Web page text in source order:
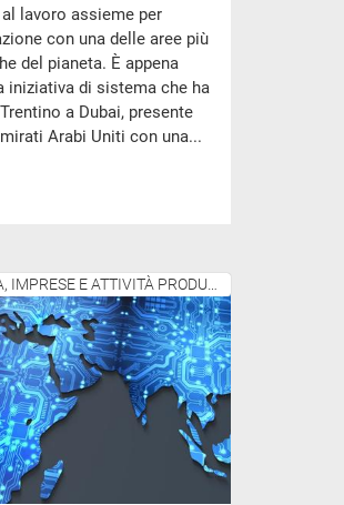
lavoro assieme per
con una delle aree più
del pianeta. È appena
iniziativa di sistema che ha
a Dubai, presente
Arabi Uniti con una...